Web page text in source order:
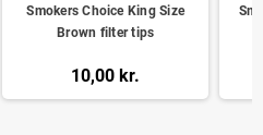
Smokers Choice King Size
Brown filter tips
10,00 kr.